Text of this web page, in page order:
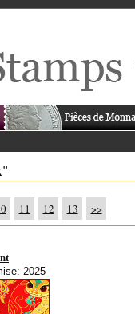
11 12 13 >>
2025